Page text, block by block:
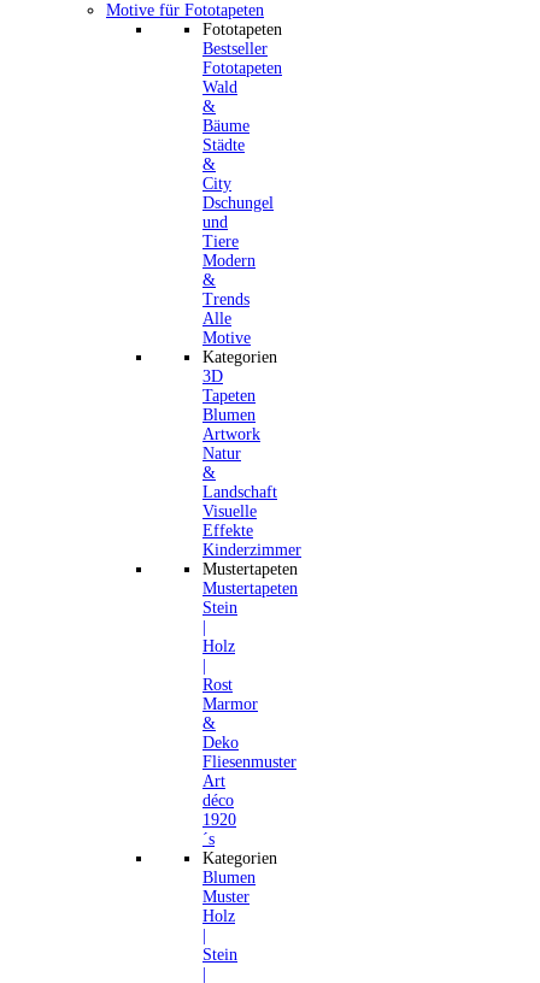
Motive für Fototapeten
Fototapeten
Bestseller
Fototapeten
Wald
&
Bäume
Städte
&
City
Dschungel
und
Tiere
Modern
&
Trends
Alle
Motive
Kategorien
3D
Tapeten
Blumen
Artwork
Natur
&
Landschaft
Visuelle
Effekte
Kinderzimmer
Mustertapeten
Mustertapeten
Stein
Holz
Rost
Marmor
&
Deko
Fliesenmuster
Art
déco
1920
´s
Kategorien
Blumen
Muster
Holz
Stein